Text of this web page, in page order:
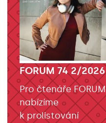
FORUM 74 2/2026
Pro čtenáře FORUM
nabízíme
k prolistování